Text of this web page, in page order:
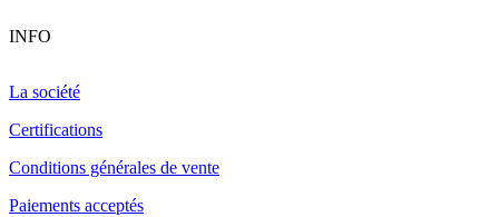
INFO
La société
Certifications
Conditions générales de vente
Paiements acceptés